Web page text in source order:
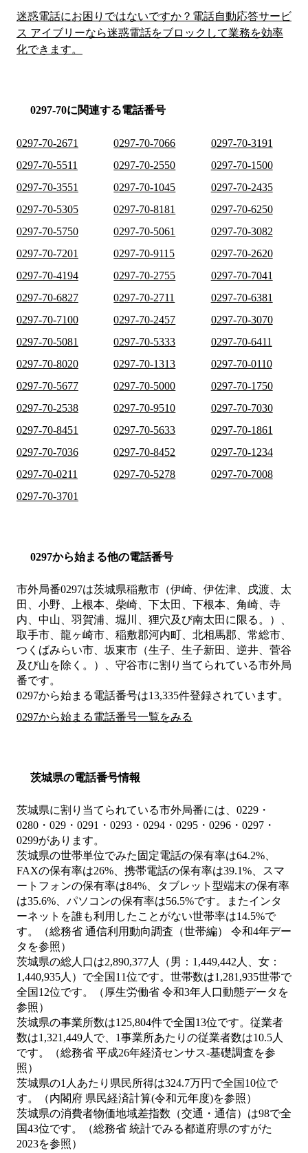
迷惑電話にお困りではないですか？電話自動応答サービ
ス アイブリーなら迷惑電話をブロックして業務を効率
化できます。
0297-70に関連する電話番号
0297-70-2671 0297-70-7066
0297-70-3191
0297-70-5511
0297-70-2550
0297-70-1500
0297-70-3551
0297-70-1045
0297-70-2435
0297-70-5305
0297-70-8181
0297-70-6250
0297-70-5750
0297-70-5061
0297-70-3082
0297-70-7201
0297-70-9115
0297-70-2620
0297-70-4194
0297-70-2755
0297-70-7041
0297-70-6827
0297-70-2711
0297-70-6381
0297-70-7100
0297-70-2457
0297-70-3070
0297-70-5081
0297-70-5333
0297-70-6411
0297-70-8020
0297-70-1313
0297-70-0110
0297-70-5677
0297-70-5000
0297-70-1750
0297-70-2538
0297-70-9510
0297-70-7030
0297-70-8451
0297-70-5633
0297-70-1861
0297-70-7036
0297-70-8452
0297-70-1234
0297-70-0211
0297-70-5278
0297-70-7008
0297-70-3701
0297から始まる他の電話番号
市外局番0297は茨城県稲敷市（伊崎、伊佐津、戌渡、太
田、小野、上根本、柴崎、下太田、下根本、角崎、寺
内、中山、羽賀浦、堀川、狸穴及び南太田に限る。）、
取手市、龍ヶ崎市、稲敷郡河内町、北相馬郡、常総市、
つくばみらい市、坂東市（生子、生子新田、逆井、菅谷
及び山を除く。）、守谷市に割り当てられている市外局
番です。
0297から始まる電話番号は13,335件登録されています。
0297から始まる電話番号一覧をみる
茨城県の電話番号情報
茨城県に割り当てられている市外局番には、0229・
0280・029・0291・0293・0294・0295・0296・0297・
0299があります。
茨城県の世帯単位でみた固定電話の保有率は64.2%、
FAXの保有率は26%、携帯電話の保有率は39.1%、スマ
ートフォンの保有率は84%、タブレット型端末の保有率
は35.6%、パソコンの保有率は56.5%です。またインタ
ーネットを誰も利用したことがない世帯率は14.5%で
す。（総務省 通信利用動向調査（世帯編） 令和4年デー
タを参照）
茨城県の総人口は2,890,377人（男：1,449,442人、女：
1,440,935人）で全国11位です。世帯数は1,281,935世帯で
全国12位です。（厚生労働省 令和3年人口動態データを
参照）
茨城県の事業所数は125,804件で全国13位です。従業者
数は1,321,449人で、1事業所あたりの従業者数は10.5人
です。（総務省 平成26年経済センサス‐基礎調査を参
照）
茨城県の1人あたり県民所得は324.7万円で全国10位で
す。（内閣府 県民経済計算(令和元年度)を参照）
茨城県の消費者物価地域差指数（交通・通信）は98で全
国43位です。（総務省 統計でみる都道府県のすがた
2023を参照）